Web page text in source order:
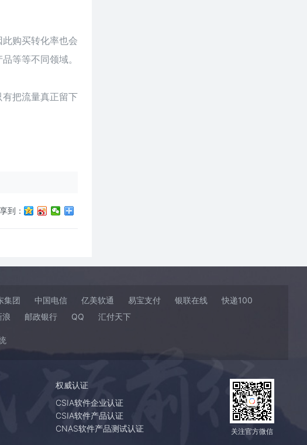
购买转化率也会
等等不同领域。
把流量真正留下
到：
集团 中国电信 亿美软通 易宝支付 银联在线
快递100
浪 邮政银行 QQ 汇付天下
权威认证
CSIA软件企业认证
CSIA软件产品认证
CNAS软件产品测试认证
关注官方微信